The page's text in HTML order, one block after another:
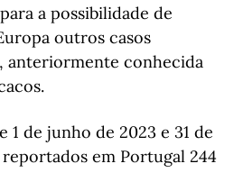
a possibilidade de
outros casos
anteriormente conhecida
1 de junho de 2023 e 31 de
em Portugal 244